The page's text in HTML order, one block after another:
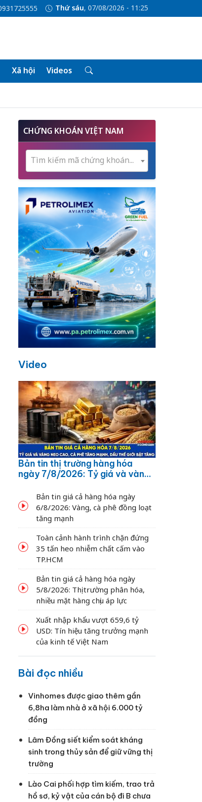
Thứ sáu, 07/08/2026 - 11:25
Xã hội Videos
CHỨNG KHOÁN VIỆT NAM
Tìm kiếm mã chứng khoán...
Video
Bản tin thị trường hàng hóa
ngày 7/8/2026: Tỷ giá và vàng
dầu thế giới bật tăng
Bản tin giá cả hàng hóa ngày
6/8/2026: Vàng, cà phê đồng loạt
tăng mạnh
Toàn cảnh hành trình chặn đứng
35 tấn heo nhiễm chất cấm vào
TP.HCM
Bản tin giá cả hàng hóa ngày
5/8/2026: Thị trường phân hóa,
nhiều mặt hàng chịu áp lực
Xuất nhập khẩu vượt 659,6 tỷ
USD: Tín hiệu tăng trưởng mạnh
của kinh tế Việt Nam
Bài đọc nhiều
Vinhomes được giao thêm gần
6,8ha làm nhà ở xã hội 6.000 tỷ
đồng
Lâm Đồng siết kiểm soát kháng
sinh trong thủy sản để giữ vững thị
trường
Lào Cai phối hợp tìm kiếm, trao trả
hồ sơ, kỷ vật của cán bộ đi B chưa